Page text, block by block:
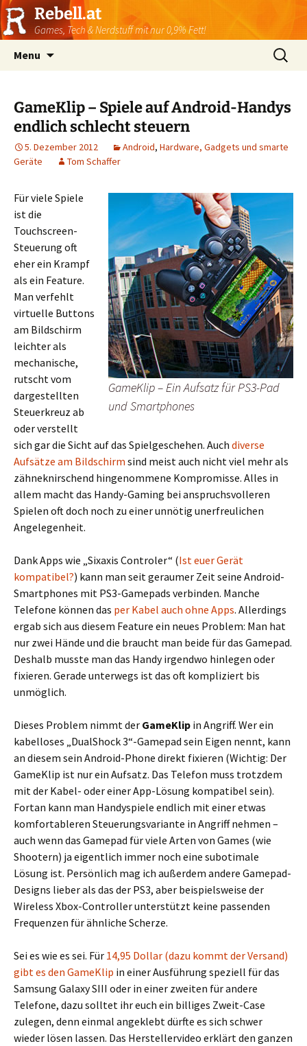
Rebell.at
Games, Tech & Nerdstuff mit nur 0,9% Fett!
Menu
Suchen
nach:
GameKlip – Spiele auf Android-Handys
endlich schlecht steuern
5. Dezember 2012 Android, Hardware, Gadgets und smarte
Geräte
Tom Schaffer
GameKlip – Ein Aufsatz für PS3-Pad
und Smartphones
Für viele Spiele
ist die
Touchscreen-
Steuerung oft
eher ein Krampf
als ein Feature.
Man verfehlt
virtuelle Buttons
am Bildschirm
leichter als
mechanische,
rutscht vom
dargestellten
Steuerkreuz ab
oder verstellt
sich gar die Sicht auf das Spielgeschehen. Auch diverse
Aufsätze am Bildschirm sind meist auch nicht viel mehr als
zähneknirschend hingenommene Kompromisse. Alles in
allem macht das Handy-Gaming bei anspruchsvolleren
Spielen oft doch noch zu einer unnötig unerfreulichen
Angelegenheit.
Dank Apps wie „Sixaxis Controler“ (Ist euer Gerät
kompatibel?) kann man seit geraumer Zeit seine Android-
Smartphones mit PS3-Gamepads verbinden. Manche
Telefone können das per Kabel auch ohne Apps. Allerdings
ergab sich aus diesem Feature ein neues Problem: Man hat
nur zwei Hände und die braucht man beide für das Gamepad.
Deshalb musste man das Handy irgendwo hinlegen oder
fixieren. Gerade unterwegs ist das oft kompliziert bis
unmöglich.
Dieses Problem nimmt der GameKlip in Angriff. Wer ein
kabelloses „DualShock 3“-Gamepad sein Eigen nennt, kann
an diesem sein Android-Phone direkt fixieren (Wichtig: Der
GameKlip ist nur ein Aufsatz. Das Telefon muss trotzdem
mit der Kabel- oder einer App-Lösung kompatibel sein).
Fortan kann man Handyspiele endlich mit einer etwas
komfortableren Steuerungsvariante in Angriff nehmen –
auch wenn das Gamepad für viele Arten von Games (wie
Shootern) ja eigentlich immer noch eine subotimale
Lösung ist. Persönlich mag ich außerdem andere Gamepad-
Designs lieber als das der PS3, aber beispielsweise der
Wireless Xbox-Controller unterstützt keine passenden
Frequenzen für ähnliche Scherze.
Sei es wie es sei. Für 14,95 Dollar (dazu kommt der Versand)
gibt es den GameKlip in einer Ausführung speziell für das
Samsung Galaxy SIII oder in einer zweiten für andere
Telefone, dazu solltet ihr euch ein billiges Zweit-Case
zulegen, denn einmal angeklebt dürfte es sich schwer
wieder lösen lassen. Das Herstellervideo erklärt den ganzen